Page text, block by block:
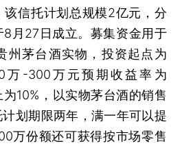
信托计划总规模2亿元，分
月27日成立。募集资金用于
州茅台酒实物，投资起点为
万-300万元预期收益率为
10%，以实物茅台酒的销售
划期限两年，满一年可以提
万份额还可获得按市场零售